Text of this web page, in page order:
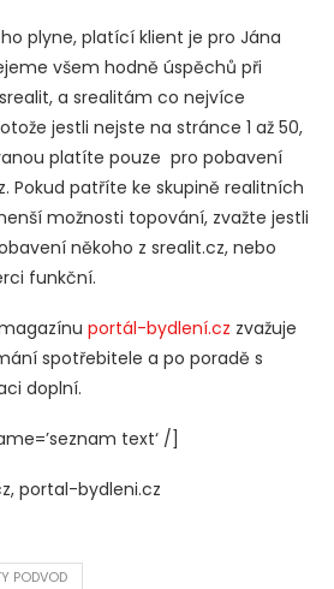
plyne, platící klient je pro Jána
všem hodně úspěchů při
a srealitám co nejvíce
jestli nejste na stránce 1 až 50,
platíte pouze pro pobavení
Pokud patříte ke skupině realitních
možnosti topování, zvažte jestli
někoho z srealit.cz, nebo
funkční.
portál-bydlení.cz zvažuje
spotřebitele a po poradě s
doplní.
text‘ /]
portal-bydleni.cz
PODVOD